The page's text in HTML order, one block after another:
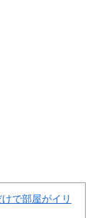
で部屋がイリ